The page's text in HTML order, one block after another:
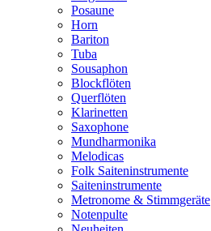
Posaune
Horn
Bariton
Tuba
Sousaphon
Blockflöten
Querflöten
Klarinetten
Saxophone
Mundharmonika
Melodicas
Folk Saiteninstrumente
Saiteninstrumente
Metronome & Stimmgeräte
Notenpulte